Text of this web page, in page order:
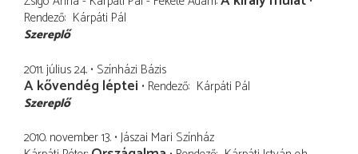
Rendező Kárpáti Pál
Szereplő
2011. július 24. Színházi Bázis
A kővendég léptei Rendező Kárpáti Pál
Szereplő
2010. november 13. Jászai Mari Színház